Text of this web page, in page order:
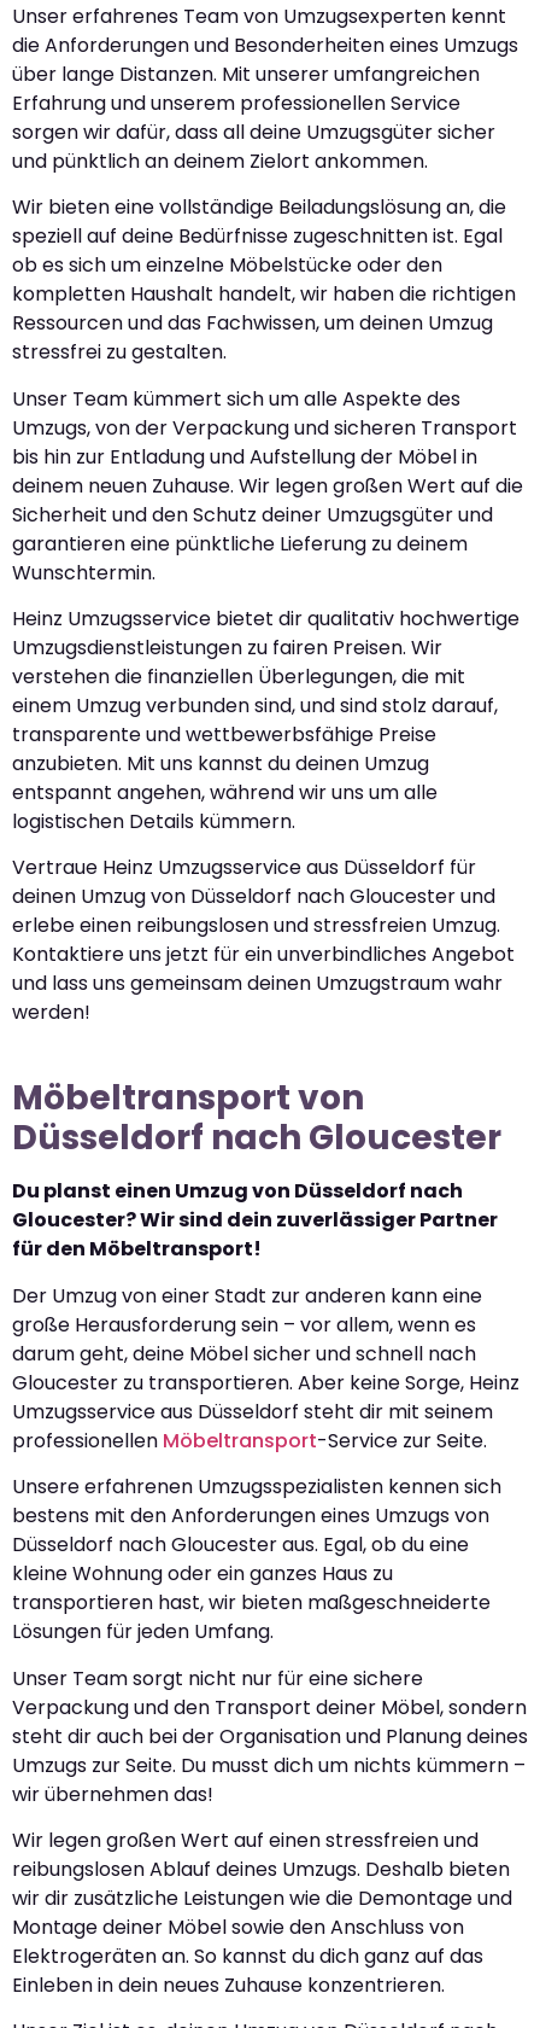
Unser erfahrenes Team von Umzugsexperten kennt
die Anforderungen und Besonderheiten eines Umzugs
über lange Distanzen. Mit unserer umfangreichen
Erfahrung und unserem professionellen Service
sorgen wir dafür, dass all deine Umzugsgüter sicher
und pünktlich an deinem Zielort ankommen.
Wir bieten eine vollständige Beiladungslösung an, die
speziell auf deine Bedürfnisse zugeschnitten ist. Egal
ob es sich um einzelne Möbelstücke oder den
kompletten Haushalt handelt, wir haben die richtigen
Ressourcen und das Fachwissen, um deinen Umzug
stressfrei zu gestalten.
Unser Team kümmert sich um alle Aspekte des
Umzugs, von der Verpackung und sicheren Transport
bis hin zur Entladung und Aufstellung der Möbel in
deinem neuen Zuhause. Wir legen großen Wert auf die
Sicherheit und den Schutz deiner Umzugsgüter und
garantieren eine pünktliche Lieferung zu deinem
Wunschtermin.
Heinz Umzugsservice bietet dir qualitativ hochwertige
Umzugsdienstleistungen zu fairen Preisen. Wir
verstehen die finanziellen Überlegungen, die mit
einem Umzug verbunden sind, und sind stolz darauf,
transparente und wettbewerbsfähige Preise
anzubieten. Mit uns kannst du deinen Umzug
entspannt angehen, während wir uns um alle
logistischen Details kümmern.
Vertraue Heinz Umzugsservice aus Düsseldorf für
deinen Umzug von Düsseldorf nach Gloucester und
erlebe einen reibungslosen und stressfreien Umzug.
Kontaktiere uns jetzt für ein unverbindliches Angebot
und lass uns gemeinsam deinen Umzugstraum wahr
werden!
Möbeltransport von
Düsseldorf nach Gloucester
Du planst einen Umzug von Düsseldorf nach
Gloucester? Wir sind dein zuverlässiger Partner
für den Möbeltransport!
Der Umzug von einer Stadt zur anderen kann eine
große Herausforderung sein – vor allem, wenn es
darum geht, deine Möbel sicher und schnell nach
Gloucester zu transportieren. Aber keine Sorge, Heinz
Umzugsservice aus Düsseldorf steht dir mit seinem
professionellen Möbeltransport-Service zur Seite.
Unsere erfahrenen Umzugsspezialisten kennen sich
bestens mit den Anforderungen eines Umzugs von
Düsseldorf nach Gloucester aus. Egal, ob du eine
kleine Wohnung oder ein ganzes Haus zu
transportieren hast, wir bieten maßgeschneiderte
Lösungen für jeden Umfang.
Unser Team sorgt nicht nur für eine sichere
Verpackung und den Transport deiner Möbel, sondern
steht dir auch bei der Organisation und Planung deines
Umzugs zur Seite. Du musst dich um nichts kümmern –
wir übernehmen das!
Wir legen großen Wert auf einen stressfreien und
reibungslosen Ablauf deines Umzugs. Deshalb bieten
wir dir zusätzliche Leistungen wie die Demontage und
Montage deiner Möbel sowie den Anschluss von
Elektrogeräten an. So kannst du dich ganz auf das
Einleben in dein neues Zuhause konzentrieren.